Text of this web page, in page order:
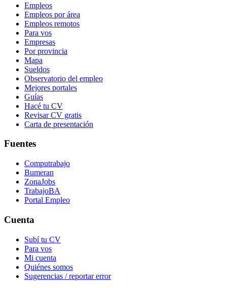
Empleos
Empleos por área
Empleos remotos
Para vos
Empresas
Por provincia
Mapa
Sueldos
Observatorio del empleo
Mejores portales
Guías
Hacé tu CV
Revisar CV gratis
Carta de presentación
Fuentes
Computrabajo
Bumeran
ZonaJobs
TrabajoBA
Portal Empleo
Cuenta
Subí tu CV
Para vos
Mi cuenta
Quiénes somos
Sugerencias / reportar error